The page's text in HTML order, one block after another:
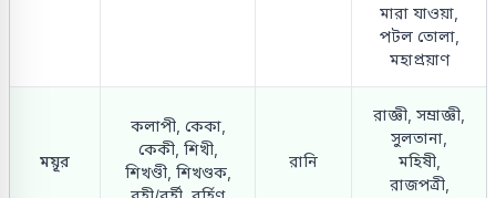
মারা যাওয়া,
পটল তোলা,
মহাপ্রয়াণ
ময়ূর
কলাপী, কেকা,
কেকী, শিখী,
শিখণ্ডী, শিখণ্ডক,
রানি
রাজ্ঞী, সম্রাজ্ঞী,
সুলতানা,
মহিষী,
রাজপত্রী,